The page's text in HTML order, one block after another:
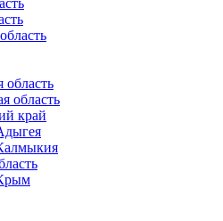
область
область
край